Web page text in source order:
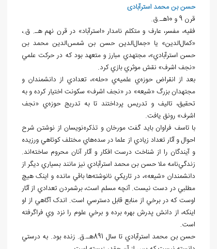
حسن بن محمد استرآبادی
قرن 9 و 10هـ.ق.
فقيه، مفسر، عارف و متکلم نامدار «استرآباد» در قرن نهم هـ. ق.،
«کمال‌⁮الدين» يا «جمال‌⁮الدين حسن بن شمس‌⁮الدين محمد بن
حسن استرآبادي»، مجتهدي مبارز و متعهد بود که در حرکت علمي
«نجف اشرف» نقش موثري بازي کرد.
بعد از انقراض حوزه‌ي علميه‌ي «حله»، تعدادي از دانشمندان و
مجتهدان بزرگ «شيعه» در «نجف اشرف» سکونت اختيار کرده و به
تحقيق، تاليف و تدريس پرداختند تا به تدريج حوزه‌ي «نجف
اشرف» رونق يافت.
با تاسف فراوان بايد گفت مورخان و تذکره‌⁮نويسان از نوشتن شرح
احوال و آثار تعداد زيادي از علما در سده⁮‌هاي مختلف کوتاهي ورزيده
و آيندگان را از شناخت درست افکار و آثار آنان محروم ساخته‌⁮اند.
زندگي‌نامه ملا حسن بن محمد استرآبادي نيز مانند بسياري ديگر از
دانشمندان «شيعه»، در تاريکي نانوشته⁮‌ها باقي مانده و اينک هيچ
مطلبي در دست نيست. آنچه مسلم است، برشمردن تعدادي از آثار
اوست که در برخي از منابع قابل دسترسي است. اندک آگاهي از او
اينکه، از دانش پدرش بهره برده و برخي علوم را نزد وي فراگرفته
است.
حسن بن محمد استرآبادي تا سال 891هـ.ق. زنده بود. به درستي